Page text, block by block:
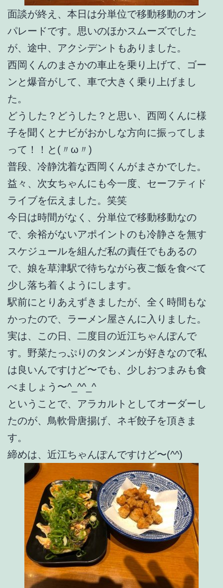
面談が終え、本日は分単位で移動移動のオン
パレードです。思いのほかスムーズでした
が、途中、アクシデントもありました。
西岡くんのまさかの車止を乗り上げて、ゴー
ンと爆音がして、車で大きく乗り上げまし
た。
どうした？どうした？と思い、西岡くんに様
子を聞くとナビがおかしな方向に振ってしま
って！！と(〃ω〃)
普段、冷静沈着な西岡くんがまさかでした。
益々、次女ちゃんにも今一度、セーフティド
ライブを伝えました。笑笑
今日は時間がなく、分単位で移動移動なの
で、余裕がないアポイントのも冷静さを無す
スケジュールを組んだ私の責任でもあるの
で、娘を草津駅で待ちながら夜ご飯を食べて
少し落ち着くようにします。
駅前にとりあえずきましたが、全く時間もな
かったので、ラーメン屋さんに入りました。
実は、この日、二度目の近江ちゃんぽんで
す。野菜たっぷりのタンメンが好きなので私
は良いんですけど〜でも、少しおつまみも食
べましょう〜^_^^_^
ということで、アラカルトとしてオーダーし
たのが、鳥軟骨唐揚げ、ネギ餃子を頂きま
す。
締めは、近江ちゃんぽんですけど〜(^^)